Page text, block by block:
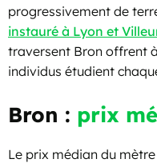
progressivement de
instauré à Lyon et
traversent Bron offrent
individus étudient
Bron : prix
Le prix médian du